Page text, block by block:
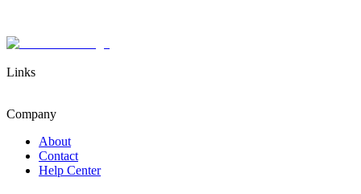
Links
Company
About
Contact
Help Center